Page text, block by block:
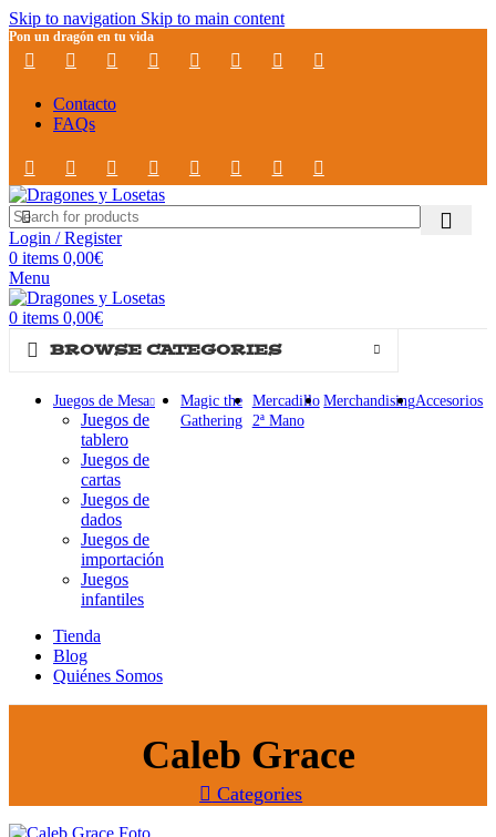
Skip to navigation Skip to main content
Pon un dragón en tu vida
Contacto
FAQs
Login / Register
0 items 0,00€
Menu
0 items 0,00€
BROWSE CATEGORIES
Juegos de Mesa
Juegos de
tablero
Juegos de
cartas
Juegos de
dados
Juegos de
importación
Juegos
infantiles
Magic the
Gathering
Mercadillo
2ª Mano
MerchandisingAccesorios
Tienda
Blog
Quiénes Somos
Caleb Grace
Categories